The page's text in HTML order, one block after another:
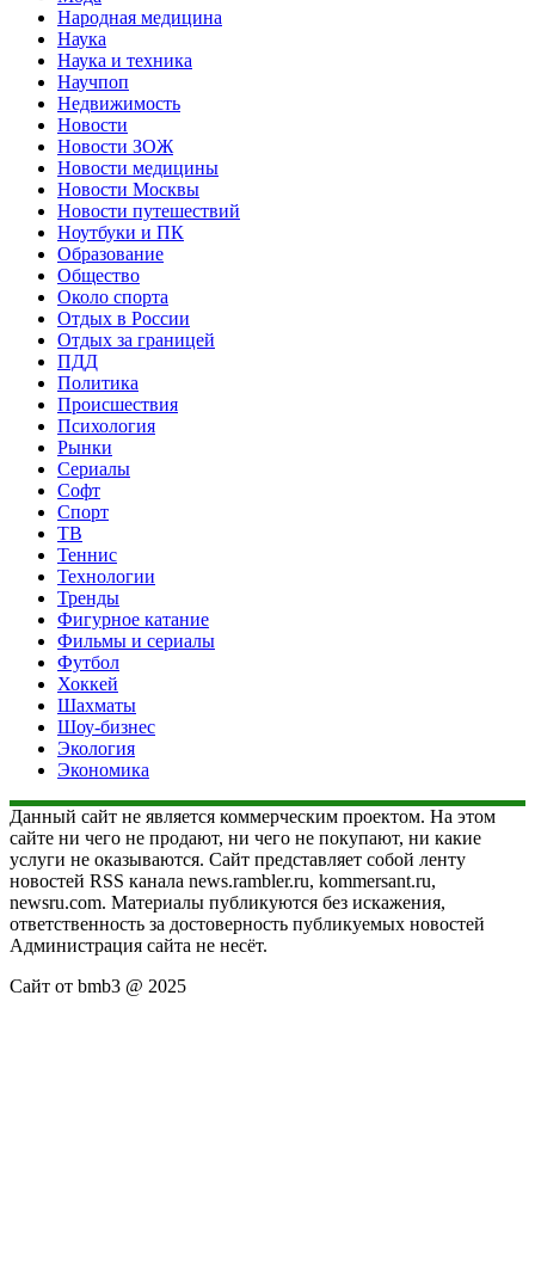
Народная медицина
Наука
Наука и техника
Научпоп
Недвижимость
Новости
Новости ЗОЖ
Новости медицины
Новости Москвы
Новости путешествий
Ноутбуки и ПК
Образование
Общество
Около спорта
Отдых в России
Отдых за границей
ПДД
Политика
Происшествия
Психология
Рынки
Сериалы
Софт
Спорт
ТВ
Теннис
Технологии
Тренды
Фигурное катание
Фильмы и сериалы
Футбол
Хоккей
Шахматы
Шоу-бизнес
Экология
Экономика
Данный сайт не является коммерческим проектом. На этом
сайте ни чего не продают, ни чего не покупают, ни какие
услуги не оказываются. Сайт представляет собой ленту
новостей RSS канала news.rambler.ru, kommersant.ru,
newsru.com. Материалы публикуются без искажения,
ответственность за достоверность публикуемых новостей
Администрация сайта не несёт.
Сайт от bmb3 @ 2025